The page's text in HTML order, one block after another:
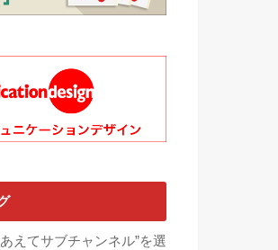
えてサブチャンネル”を選